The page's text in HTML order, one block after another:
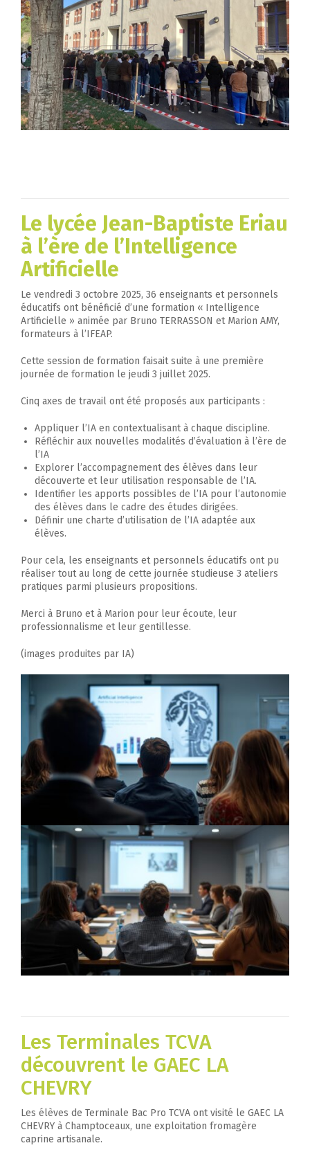
Le lycée Jean-Baptiste Eriau
à l’ère de l’Intelligence
Artificielle
Le vendredi 3 octobre 2025, 36 enseignants et personnels
éducatifs ont bénéficié d’une formation « Intelligence
Artificielle » animée par Bruno TERRASSON et Marion AMY,
formateurs à l’IFEAP.
Cette session de formation faisait suite à une première
journée de formation le jeudi 3 juillet 2025.
Cinq axes de travail ont été proposés aux participants :
Appliquer l’IA en contextualisant à chaque discipline.
Réfléchir aux nouvelles modalités d’évaluation à l’ère de
l’IA
Explorer l’accompagnement des élèves dans leur
découverte et leur utilisation responsable de l’IA.
Identifier les apports possibles de l’IA pour l’autonomie
des élèves dans le cadre des études dirigées.
Définir une charte d’utilisation de l’IA adaptée aux
élèves.
Pour cela, les enseignants et personnels éducatifs ont pu
réaliser tout au long de cette journée studieuse 3 ateliers
pratiques parmi plusieurs propositions.
Merci à Bruno et à Marion pour leur écoute, leur
professionnalisme et leur gentillesse.
(images produites par IA)
Les Terminales TCVA
découvrent le GAEC LA
CHEVRY
Les élèves de Terminale Bac Pro TCVA ont visité le GAEC LA
CHEVRY à Champtoceaux, une exploitation fromagère
caprine artisanale.